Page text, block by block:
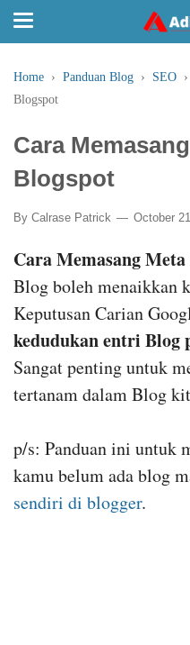
Home › Panduan Blog › SEO ›
Blogspot
Cara
Blogspot
By Calrase Patrick October
Cara Memasang
Blog boleh menaikkan
Keputusan Carian
kedudukan entri Blog
Sangat penting untuk
tertanam dalam Blog
p/s: Panduan ini untuk
kamu belum ada blog
sendiri di blogger.